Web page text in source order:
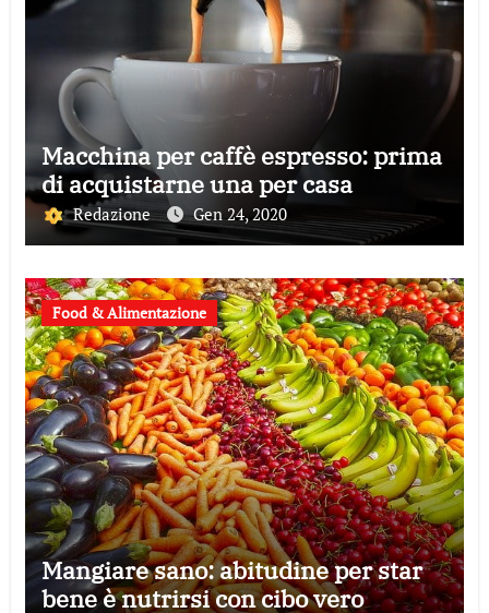
Macchina per caffè espresso: prima
di acquistarne una per casa
Redazione Gen 24, 2020
Food & Alimentazione
Mangiare sano: abitudine per star
bene è nutrirsi con cibo vero